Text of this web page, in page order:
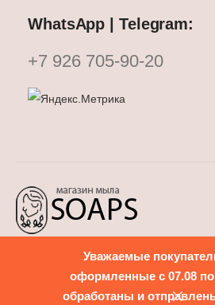
Уважаемые
оформленные с 07.08 по
обработаны и
WhatsApp | Telegram:
+7 926 705-90-20
Политика
сделано вmikhaleFF